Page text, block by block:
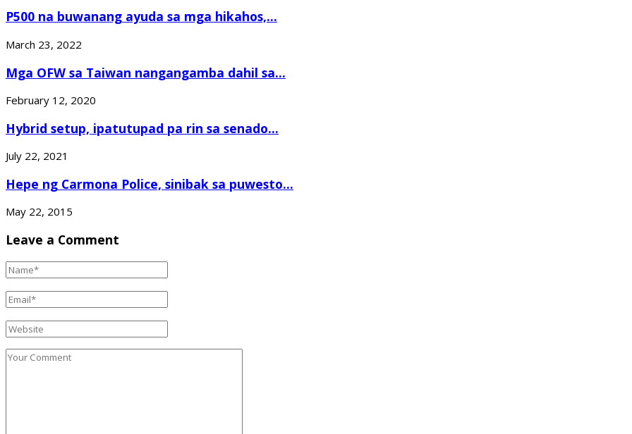
P500 na buwanang ayuda sa mga hikahos,...
March 23, 2022
Mga OFW sa Taiwan nangangamba dahil sa...
February 12, 2020
Hybrid setup, ipatutupad pa rin sa senado...
July 22, 2021
Hepe ng Carmona Police, sinibak sa puwesto...
May 22, 2015
Leave a Comment